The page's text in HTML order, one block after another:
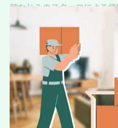
顔なじみのスタッフによる
滋賀県の便利屋サービスは、
となって高齢者支援を行って
不自由な方にとって、信頼で
心感をもたらします。スタッ
らゆる側面をサポートし、住
に柔軟に対応しています。例
の受診付き添いなど、日常生